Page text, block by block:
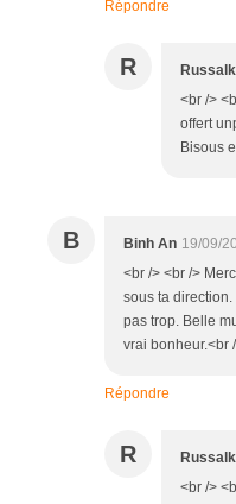
Répondre
R
<br />
offert
Bisous
B Binh An 19/09/
<br /> <br />
sous ta direction.
pas trop. Belle
vrai bonheur.<br
Répondre
R
<br />